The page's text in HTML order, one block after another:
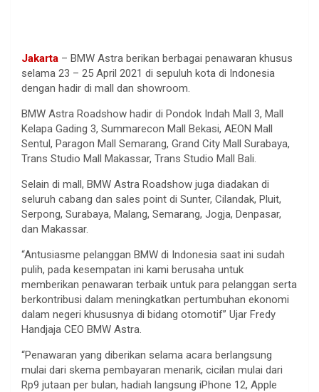
Jakarta – BMW Astra berikan berbagai penawaran khusus
selama 23 – 25 April 2021 di sepuluh kota di Indonesia
dengan hadir di mall dan showroom.
BMW Astra Roadshow hadir di Pondok Indah Mall 3, Mall
Kelapa Gading 3, Summarecon Mall Bekasi, AEON Mall
Sentul, Paragon Mall Semarang, Grand City Mall Surabaya,
Trans Studio Mall Makassar, Trans Studio Mall Bali.
Selain di mall, BMW Astra Roadshow juga diadakan di
seluruh cabang dan sales point di Sunter, Cilandak, Pluit,
Serpong, Surabaya, Malang, Semarang, Jogja, Denpasar,
dan Makassar.
“Antusiasme pelanggan BMW di Indonesia saat ini sudah
pulih, pada kesempatan ini kami berusaha untuk
memberikan penawaran terbaik untuk para pelanggan serta
berkontribusi dalam meningkatkan pertumbuhan ekonomi
dalam negeri khususnya di bidang otomotif” Ujar Fredy
Handjaja CEO BMW Astra.
“Penawaran yang diberikan selama acara berlangsung
mulai dari skema pembayaran menarik, cicilan mulai dari
Rp9 jutaan per bulan, hadiah langsung iPhone 12, Apple